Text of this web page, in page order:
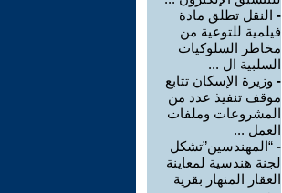
- النقل تطلق مادة
فيلمية للتوعية من
مخاطر السلوكيات
السلبية ال ...
- وزيرة الإسكان تتابع
موقف تنفيذ عدد من
المشروعات وملفات
العمل ...
- “المهندسين”تشكل
لجنة هندسية لمعاينة
العقار المنهار بقرية